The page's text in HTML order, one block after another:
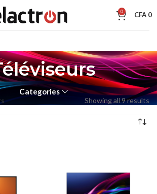
0 CFA 0
Categories
DUIRA PARTURENT MIRA
Showing all 9 results